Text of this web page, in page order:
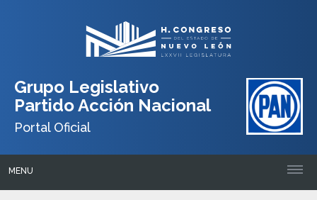
Grupo Legislativo
Partido Acción Nacional
Portal Oficial
MENU